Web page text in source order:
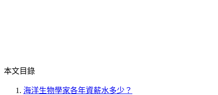
本文目錄
海洋生物學家各年資薪水多少？